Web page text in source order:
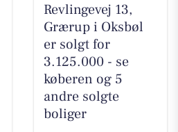
Revlingevej 13,
Grærup i Oksbøl
er solgt for
3.125.000 - se
køberen og 5
andre solgte
boliger